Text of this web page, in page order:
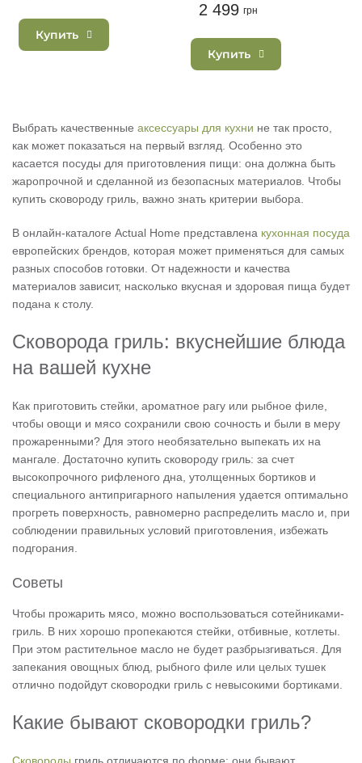
Купить
2 499 грн
Купить
Выбрать качественные аксессуары для кухни не так просто,
как может показаться на первый взгляд. Особенно это
касается посуды для приготовления пищи: она должна быть
жаропрочной и сделанной из безопасных материалов. Чтобы
купить сковороду гриль, важно знать критерии выбора.
В онлайн-каталоге Actual Home представлена кухонная посуда
европейских брендов, которая может применяться для самых
разных способов готовки. От надежности и качества
материалов зависит, насколько вкусная и здоровая пища будет
подана к столу.
Сковорода гриль: вкуснейшие блюда
на вашей кухне
Как приготовить стейки, ароматное рагу или рыбное филе,
чтобы овощи и мясо сохранили свою сочность и были в меру
прожаренными? Для этого необязательно выпекать их на
мангале. Достаточно купить сковороду гриль: за счет
высокопрочного рифленого дна, утолщенных бортиков и
специального антипригарного напыления удается оптимально
прогреть поверхность, равномерно распределить масло и, при
соблюдении правильных условий приготовления, избежать
подгорания.
Советы
Чтобы прожарить мясо, можно воспользоваться сотейниками-
гриль. В них хорошо пропекаются стейки, отбивные, котлеты.
При этом растительное масло не будет разбрызгиваться. Для
запекания овощных блюд, рыбного филе или целых тушек
отлично подойдут сковородки гриль с невысокими бортиками.
Какие бывают сковородки гриль?